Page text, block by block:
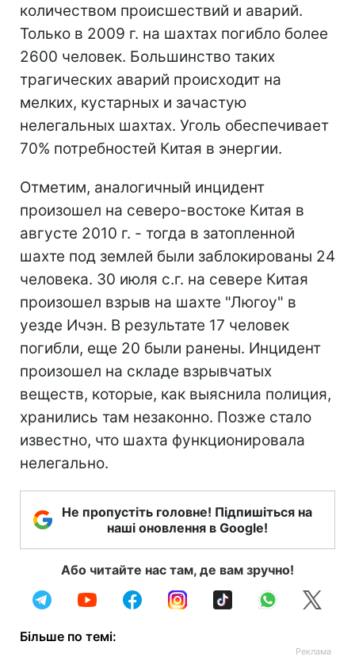
количеством происшествий и аварий.
Только в 2009 г. на шахтах погибло более
2600 человек. Большинство таких
трагических аварий происходит на
мелких, кустарных и зачастую
нелегальных шахтах. Уголь обеспечивает
70% потребностей Китая в энергии.
Отметим, аналогичный инцидент
произошел на северо-востоке Китая в
августе 2010 г. - тогда в затопленной
шахте под землей были заблокированы 24
человека. 30 июля с.г. на севере Китая
произошел взрыв на шахте "Люгоу" в
уезде Ичэн. В результате 17 человек
погибли, еще 20 были ранены. Инцидент
произошел на складе взрывчатых
веществ, которые, как выяснила полиция,
хранились там незаконно. Позже стало
известно, что шахта функционировала
нелегально.
Не пропустіть головне! Підпишіться на
наші оновлення в Google!
Або читайте нас там, де вам зручно!
Більше по темі: